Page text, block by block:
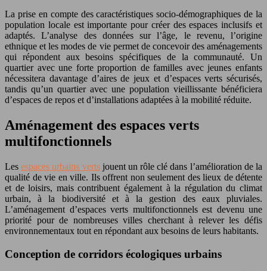
La prise en compte des caractéristiques socio-démographiques de la
population locale est importante pour créer des espaces inclusifs et
adaptés. L’analyse des données sur l’âge, le revenu, l’origine
ethnique et les modes de vie permet de concevoir des aménagements
qui répondent aux besoins spécifiques de la communauté. Un
quartier avec une forte proportion de familles avec jeunes enfants
nécessitera davantage d’aires de jeux et d’espaces verts sécurisés,
tandis qu’un quartier avec une population vieillissante bénéficiera
d’espaces de repos et d’installations adaptées à la mobilité réduite.
Aménagement des espaces verts
multifonctionnels
Lesespaces urbains vertsjouent un rôle clé dans l’amélioration de la
qualité de vie en ville. Ils offrent non seulement des lieux de détente
et de loisirs, mais contribuent également à la régulation du climat
urbain, à la biodiversité et à la gestion des eaux pluviales.
L’aménagement d’espaces verts multifonctionnels est devenu une
priorité pour de nombreuses villes cherchant à relever les défis
environnementaux tout en répondant aux besoins de leurs habitants.
Conception de corridors écologiques urbains